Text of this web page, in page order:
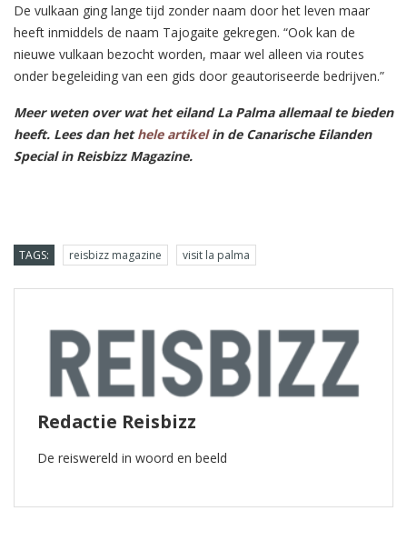
De vulkaan ging lange tijd zonder naam door het leven maar
heeft inmiddels de naam Tajogaite gekregen. “Ook kan de
nieuwe vulkaan bezocht worden, maar wel alleen via routes
onder begeleiding van een gids door geautoriseerde bedrijven.”
Meer weten over wat het eiland La Palma allemaal te bieden
heeft. Lees dan hethele artikelin de Canarische Eilanden
Special in Reisbizz Magazine.
TAGS: reisbizz magazine visit la palma
Redactie Reisbizz
De reiswereld in woord en beeld